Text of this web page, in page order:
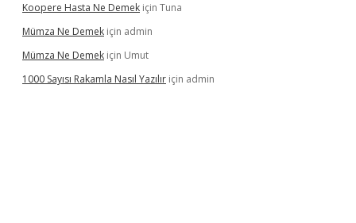
Koopere Hasta Ne Demek için Tuna
Mümza Ne Demek için admin
Mümza Ne Demek için Umut
1000 Sayısı Rakamla Nasıl Yazılır için admin